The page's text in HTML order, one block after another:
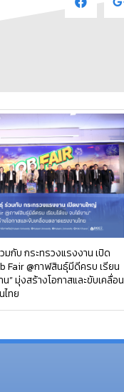
กับ กระทรวงแรงงาน เปิด
Fair @กาฬสินธุ์มีดีครบ เรียน
” มุ่งสร้างโอกาสและขับเคลื่อน
ไทย